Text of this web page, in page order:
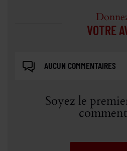
VOTRE
AUCUN COMMENTAIRES
Soyez le